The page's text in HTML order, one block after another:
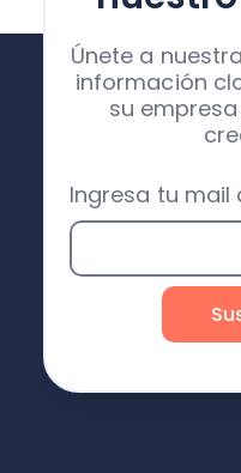
Únete a
información
su
Ingresa tu mail